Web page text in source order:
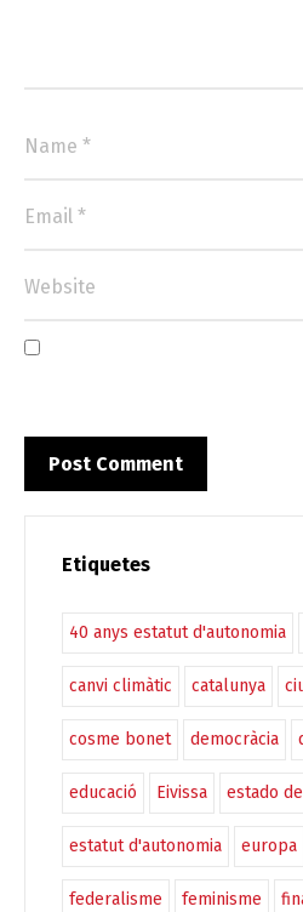
Etiquetes
40 anys estatut d'autonomia
canvi climàtic catalunya
cosme bonet democràcia
educació Eivissa estado
estatut d'autonomia europa
federalisme feminisme